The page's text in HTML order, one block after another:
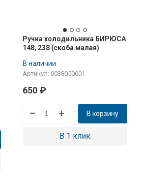
Ручка холодильника БИРЮСА
148, 238 (скоба малая)
В наличии
Артикул: 0038050001
650 ₽
– + В корзину
В 1 клик